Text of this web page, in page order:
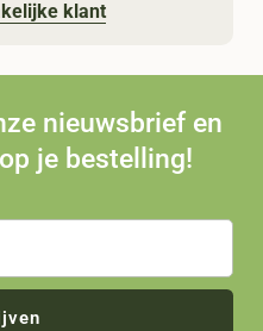
klant
nieuwsbrief en
je bestelling!